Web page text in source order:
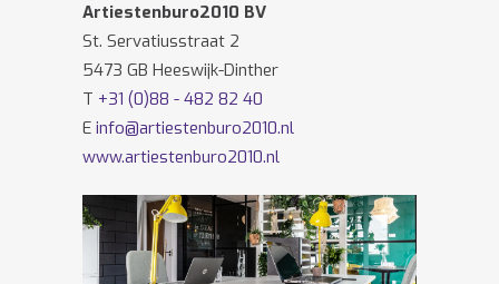
Artiestenburo2010 BV
St. Servatiusstraat 2
5473 GB Heeswijk-Dinther
T +31 (0)88 - 482 82 40
E info@artiestenburo2010.nl
www.artiestenburo2010.nl
Volg ons ook opFacebookenTwitter